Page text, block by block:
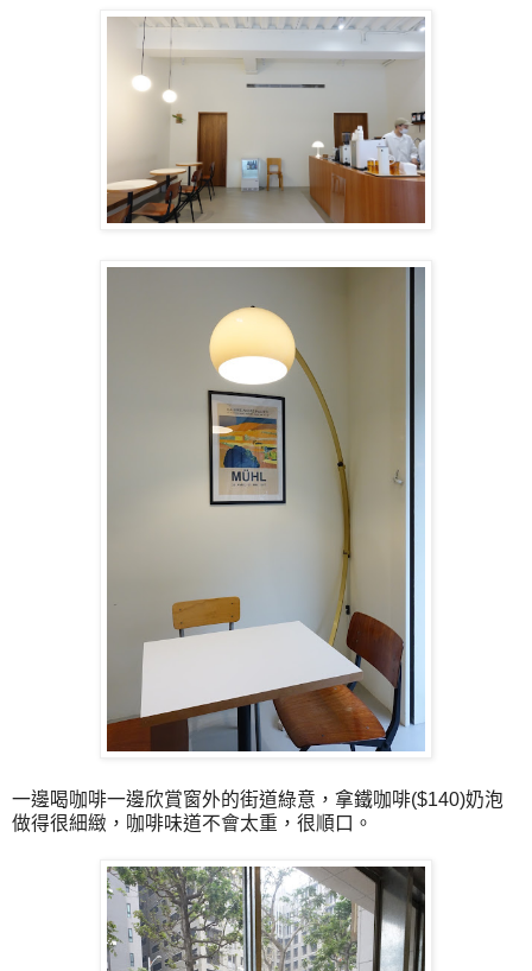
一邊喝咖啡一邊欣賞窗外的街道綠意，拿鐵咖啡($140)奶泡
做得很細緻，咖啡味道不會太重，很順口。